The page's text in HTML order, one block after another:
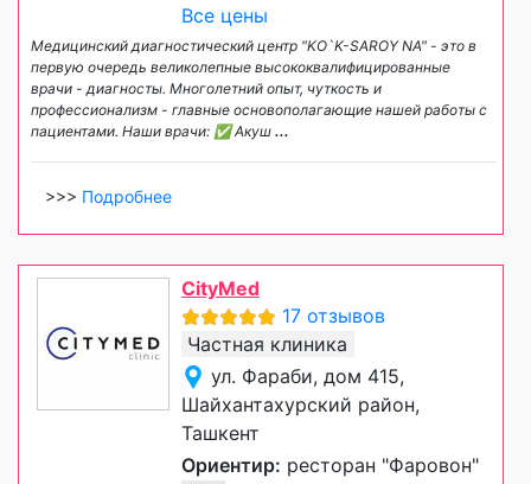
Все цены
Медицинский диагностический центр "KO`K-SAROY NA" - это в
первую очередь великолепные высококвалифицированные
врачи - диагносты. Многолетний опыт, чуткость и
профессионализм - главные основополагающие нашей работы с
пациентами. Наши врачи: ✅ Акуш ...
>>> Подробнее
CityMed
17 отзывов
Частная клиника
ул. Фараби, дом 415,
Шайхантахурский район,
Ташкент
Ориентир: ресторан "Фаровон"